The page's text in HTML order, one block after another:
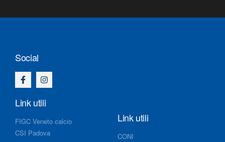
Social
Link utili
FIGC Veneto calcio
CSI Padova
Link utili
CONI